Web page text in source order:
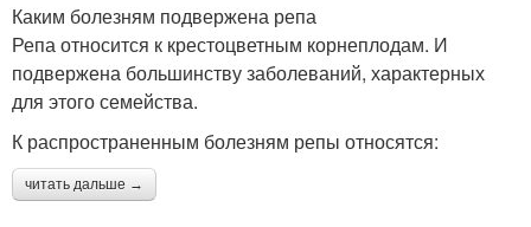
Каким болезням подвержена репа
Репа относится к крестоцветным корнеплодам. И
подвержена большинству заболеваний, характерных
для этого семейства.
К распространенным болезням репы относятся:
читать дальше →